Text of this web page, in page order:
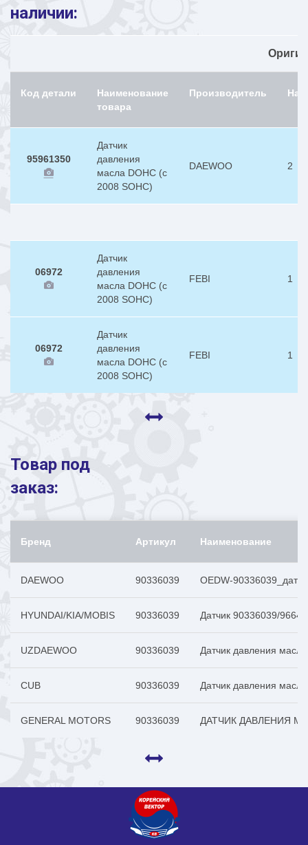
наличии:
Код детали
Наименование
товара
Производитель
95961350
Датчик
давления
масла DOHC (с
2008 SOHC)
DAEWOO 2
06972
Датчик
давления
масла DOHC (с
2008 SOHC)
FEBI 1
06972
Датчик
давления
масла DOHC (с
2008 SOHC)
FEBI 1
Товар под
заказ:
Бренд Артикул Наименование
DAEWOO 90336039 OEDW-
HYUNDAI/KIA/MOBIS 90336039 Датчик 90336039/
UZDAEWOO 90336039 Датчик давления
CUB 90336039 Датчик давления
GENERAL MOTORS 90336039 ДАТЧИК ДАВЛЕНИЯ